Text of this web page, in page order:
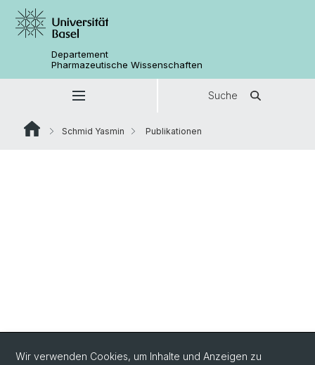
Departement
Pharmazeutische Wissenschaften
Suche
Schmid Yasmin Publikationen
Wir verwenden Cookies, um Inhalte und Anzeigen zu